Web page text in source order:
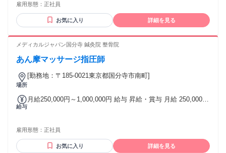
トも大切にしたい」 ✅「スポーツ経験を活かした仕事をした
い」 そんな気持ちがあれば、十分スタートライン！ 今は自信
がなくても大丈夫。 お客様と向き合う中で、指名される自
ジャパンで、自分らしい働き方を選びませんか？
雇用形態： 正社員
お気に入り 詳細を見る
メディカルジャパン国分寺 鍼灸院 整骨院
あん摩マッサージ指圧師
場所
[勤務地：〒185-0021東京都国分寺市南町]
給与
月給250,000円～1,000,000円 給与 昇給・賞与 月給 250,000円
よる) 賞与 年2回(業績による) 月給250000円～1000000円
雇用形態： 正社員
お気に入り 詳細を見る